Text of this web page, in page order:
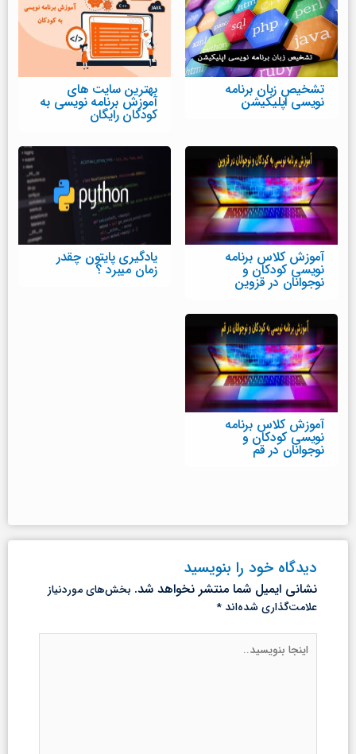
تشخیص زبان برنامه
نویسی اپلیکیشن
بهترین سایت های
آموزش برنامه نویسی به
کودکان رایگان
آموزش کلاس برنامه
نویسی کودکان و
نوجوانان در قزوین
یادگیری پایتون چقدر
زمان میبرد ؟
آموزش کلاس برنامه
نویسی کودکان و
نوجوانان در قم
دیدگاه‌ خود را بنویسید
نشانی ایمیل شما منتشر نخواهد شد. بخش‌های موردنیاز
علامت‌گذاری شده‌اند *
بنویسید..